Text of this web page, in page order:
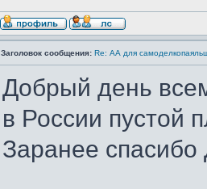
Заголовок сообщения: Re: АА для
Добрый день
в России пустой
Заранее